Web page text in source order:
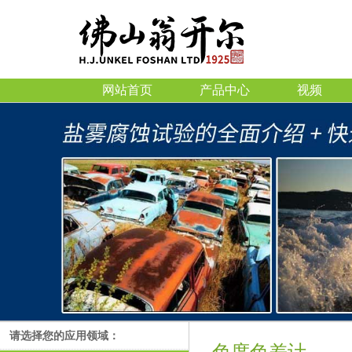
网站首页 产品中心 视频
请选择您的应用领域：